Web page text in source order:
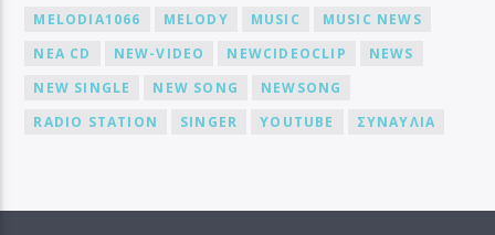
MELODIA1066
MELODY MUSIC
MUSIC NEWS
NEA CD
NEW-VIDEO NEWCIDEOCLIP
NEWS
NEW SINGLE
NEW SONG
NEWSONG
RADIO STATION
SINGER YOUTUBE ΣΥΝΑΥΛΙΑ